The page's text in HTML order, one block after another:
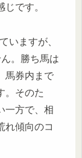
です。
いますが、
。勝ち馬は
馬券内まで
。そのた
一方で、相
れ傾向のコ